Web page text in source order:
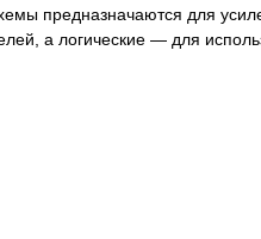
предназначаются для
а логические — для